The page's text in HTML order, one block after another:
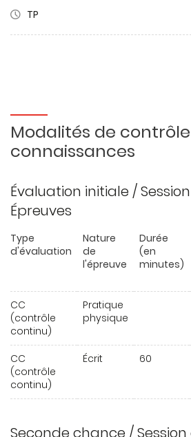
TP
Modalités de
connaissances
Évaluation initiale /
Épreuves
Type
d'évaluation
Nature
de
l'épreuve
Durée
(en
minutes)
CC
(contrôle
continu)
Pratique
physique
CC
(contrôle
continu)
Écrit 60
Seconde chance /